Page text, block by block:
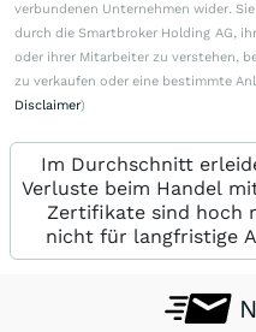
verbundenen Unternehmen wider.
durch die Smartbroker Holding AG,
oder ihrer Mitarbeiter zu verstehen,
zu verkaufen oder eine bestimmte
Disclaimer)
Im Durchschnitt
Verluste beim Handel
Zertifikate sind hoch
nicht für langfristige